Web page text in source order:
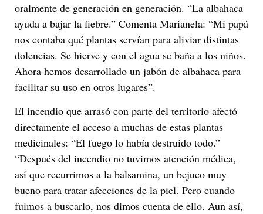
oralmente de generación en generación. “La albahaca
ayuda a bajar la fiebre.” Comenta Marianela: “Mi papá
nos contaba qué plantas servían para aliviar distintas
dolencias. Se hierve y con el agua se baña a los niños.
Ahora hemos desarrollado un jabón de albahaca para
facilitar su uso en otros lugares”.
El incendio que arrasó con parte del territorio afectó
directamente el acceso a muchas de estas plantas
medicinales: “El fuego lo había destruido todo.”
“Después del incendio no tuvimos atención médica,
así que recurrimos a la balsamina, un bejuco muy
bueno para tratar afecciones de la piel. Pero cuando
fuimos a buscarlo, nos dimos cuenta de ello. Aun así,